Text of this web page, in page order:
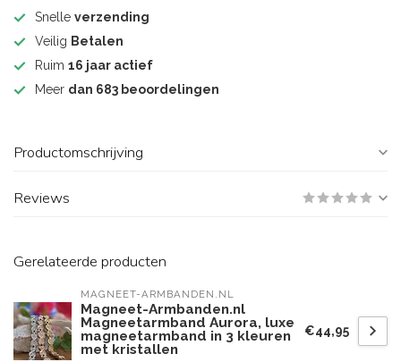
Snelle verzending
Veilig Betalen
Ruim 16 jaar actief
Meer dan 683 beoordelingen
Productomschrijving
Reviews
Gerelateerde producten
MAGNEET-ARMBANDEN.NL
Magneet-Armbanden.nl
Magneetarmband Aurora, luxe
magneetarmband in 3 kleuren
met kristallen
€44,95